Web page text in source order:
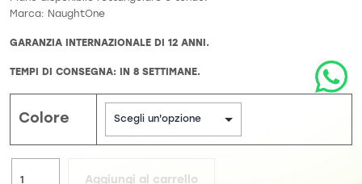
Marca: NaughtOne
GARANZIA INTERNAZIONALE DI 12 ANNI.
TEMPI DI CONSEGNA: IN 8 SETTIMANE.
Colore
Aggiungi al carrello